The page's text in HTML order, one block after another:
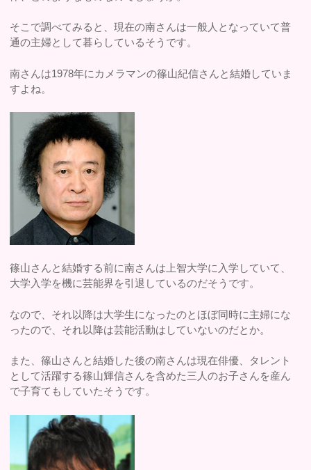
そこで調べてみると、現在の南さんは一般人となっていて普
通の主婦として暮らしているそうです。
南さんは1978年にカメラマンの篠山紀信さんと結婚していま
すよね。
篠山さんと結婚する前に南さんは上智大学に入学していて、
大学入学を機に芸能界を引退しているのだそうです。
なので、それ以降は大学生になったのとほぼ同時に主婦にな
ったので、それ以降は芸能活動はしていないのだとか。
また、篠山さんと結婚した後の南さんは現在俳優、タレント
として活躍する篠山輝信さんを含めた三人のお子さんを産ん
で子育てもしていたそうです。